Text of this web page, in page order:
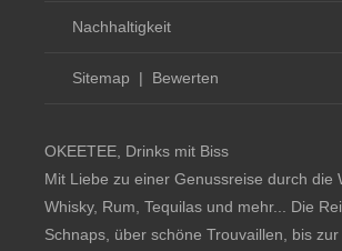
Nachhaltigkeit
Sitemap | Bewerten
OKEETEE, Drinks mit Biss
Mit Liebe zu einer Genussreise durch die
Whisky, Rum, Tequilas und mehr... Die
Schnaps, über schöne Trouvaillen, bis